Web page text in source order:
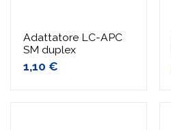
Adattatore LC-APC
SM duplex
1,10 €